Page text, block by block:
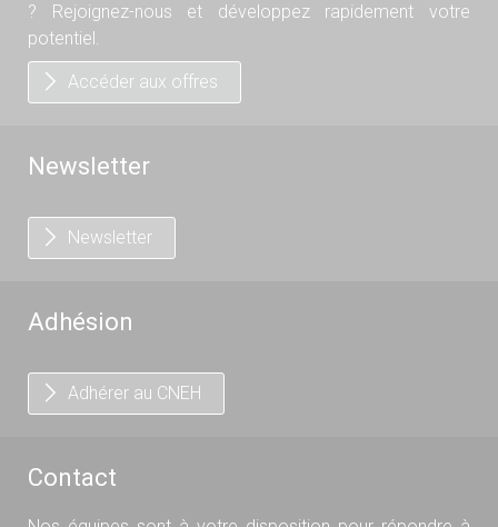
? Rejoignez-nous et développez rapidement votre
potentiel.
Accéder aux offres
Newsletter
Newsletter
Adhésion
Adhérer au CNEH
Contact